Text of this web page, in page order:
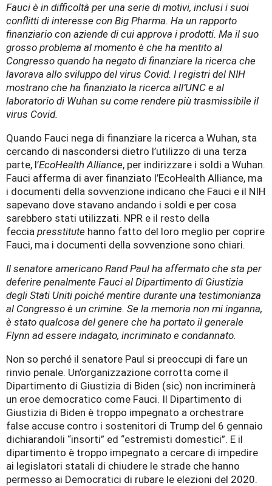
Fauci è in difficoltà per una serie di motivi, inclusi i suoi
conflitti di interesse con Big Pharma. Ha un rapporto
finanziario con aziende di cui approva i prodotti. Ma il suo
grosso problema al momento è che ha mentito al
Congresso quando ha negato di finanziare la ricerca che
lavorava allo sviluppo del virus Covid. I registri del NIH
mostrano che ha finanziato la ricerca all’UNC e al
laboratorio di Wuhan su come rendere più trasmissibile il
virus Covid.
Quando Fauci nega di finanziare la ricerca a Wuhan, sta
cercando di nascondersi dietro l’utilizzo di una terza
parte, l’EcoHealth Alliance, per indirizzare i soldi a Wuhan.
Fauci afferma di aver finanziato l’EcoHealth Alliance, ma
i documenti della sovvenzione indicano che Fauci e il NIH
sapevano dove stavano andando i soldi e per cosa
sarebbero stati utilizzati. NPR e il resto della
feccia presstitute hanno fatto del loro meglio per coprire
Fauci, ma i documenti della sovvenzione sono chiari.
Il senatore americano Rand Paul ha affermato che sta per
deferire penalmente Fauci al Dipartimento di Giustizia
degli Stati Uniti poiché mentire durante una testimonianza
al Congresso è un crimine. Se la memoria non mi inganna,
è stato qualcosa del genere che ha portato il generale
Flynn ad essere indagato, incriminato e condannato.
Non so perché il senatore Paul si preoccupi di fare un
rinvio penale. Un’organizzazione corrotta come il
Dipartimento di Giustizia di Biden (sic) non incriminerà
un eroe democratico come Fauci. Il Dipartimento di
Giustizia di Biden è troppo impegnato a orchestrare
false accuse contro i sostenitori di Trump del 6 gennaio
dichiarandoli “insorti” ed “estremisti domestici”. E il
dipartimento è troppo impegnato a cercare di impedire
ai legislatori statali di chiudere le strade che hanno
permesso ai Democratici di rubare le elezioni del 2020.